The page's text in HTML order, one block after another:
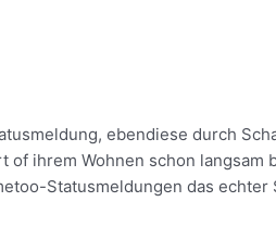
ebendiese durch
ihrem Wohnen schon langsam
Statusmeldungen das echter